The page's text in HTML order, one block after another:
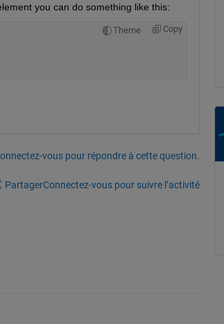
you can do something like this:
Theme Copy
vous pour répondre à cette question.
PartagerConnectez-vous pour suivre l’activité